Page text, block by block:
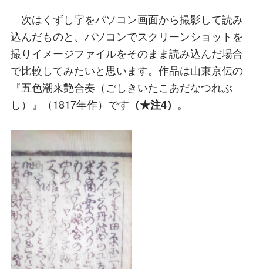
次はくずし字をパソコン画面から撮影して読み
込んだものと、パソコンでスクリーンショットを
撮りイメージファイルをそのまま読み込んだ場合
で比較してみたいと思います。作品は山東京伝の
『五色潮来艶合奏（ごしきいたこあだなつれぶ
し）』（1817年作）です （★注4） 。